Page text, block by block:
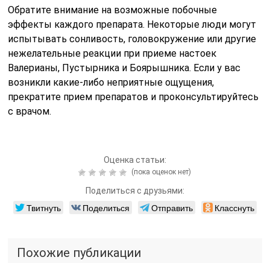
Обратите внимание на возможные побочные
эффекты каждого препарата. Некоторые люди могут
испытывать сонливость, головокружение или другие
нежелательные реакции при приеме настоек
Валерианы, Пустырника и Боярышника. Если у вас
возникли какие-либо неприятные ощущения,
прекратите прием препаратов и проконсультируйтесь
с врачом.
Оценка статьи:
(пока оценок нет)
Поделиться с друзьями:
Твитнуть Поделиться Отправить Класснуть
Похожие публикации